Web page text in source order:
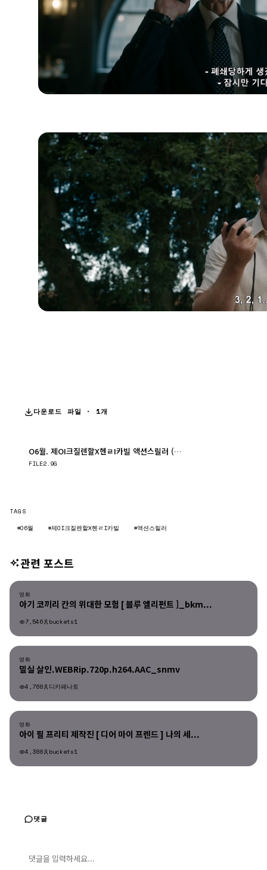
다운로드 파일 · 1개
O6월. 제OI크질렌할X헨ㄹI카빌 액션스릴러 (( _ 탈 출 _ )) 1080P 완벽자막
FILE2.9G
TAGS
#O6월
#제OI크질렌할X헨ㄹI카빌 #액션스릴러
관련 포스트
영화
영화
아기 코끼리 칸의 위대한 모험 [ 블루 엘리펀트 ]_bkm...
7,546 buckets1
영화
영화
밀실 살인.WEBRip.720p.h264.AAC_snmv
4,768 디카페나토
영화
영화
아이 필 프리티 제작진 [ 디어 마이 프렌드 ] 나의 세...
4,388 buckets1
댓글